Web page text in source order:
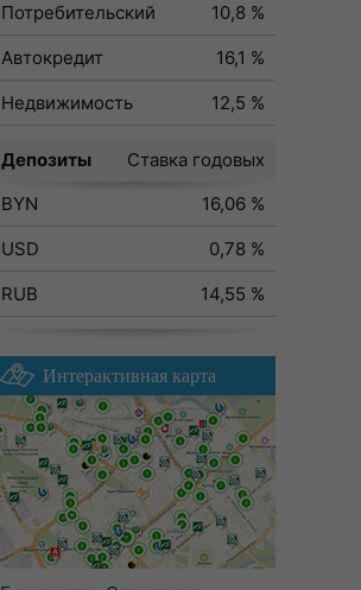
Потребительский
10,8 %
Автокредит
16,1 %
Недвижимость
12,5 %
Депозиты
Ставка годовых
BYN
16,06 %
USD
0,78 %
RUB
14,55 %
Интерактивная карта